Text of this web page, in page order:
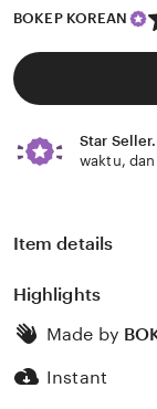
BOKEP KOREAN
5
Star Seller.
waktu,
Item details
Highlights
Made by
Instant